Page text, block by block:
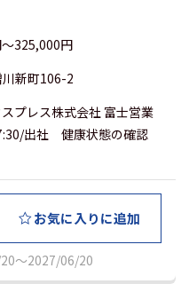
325,000円
新町106-2
プレス株式会社 富士営業
出社 健康状態の確認
お気に入りに追加
～2027/06/20